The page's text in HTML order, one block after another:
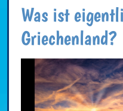
Was ist
Griechenland?